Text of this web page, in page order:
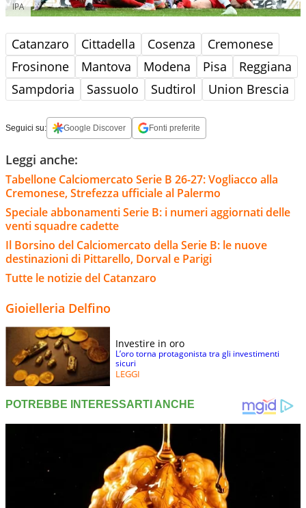
IPA
Catanzaro Cittadella Cosenza
Cremonese
Frosinone
Mantova Modena Pisa
Reggiana
Sampdoria
Sassuolo Sudtirol Union Brescia
Seguici su: Google Discover Fonti preferite
Leggi anche:
Tabellone Calciomercato Serie B 26-27: Vogliacco alla
Cremonese, Strefezza ufficiale al Palermo
Speciale abbonamenti Serie B: i numeri aggiornati delle
venti squadre cadette
Il Borsino del Calciomercato della Serie B: le nuove
destinazioni di Pittarello, Dorval e Parigi
Tutte le notizie del Catanzaro
Gioielleria Delfino
Investire in oro
L’oro torna protagonista tra gli investimenti
sicuri
LEGGI